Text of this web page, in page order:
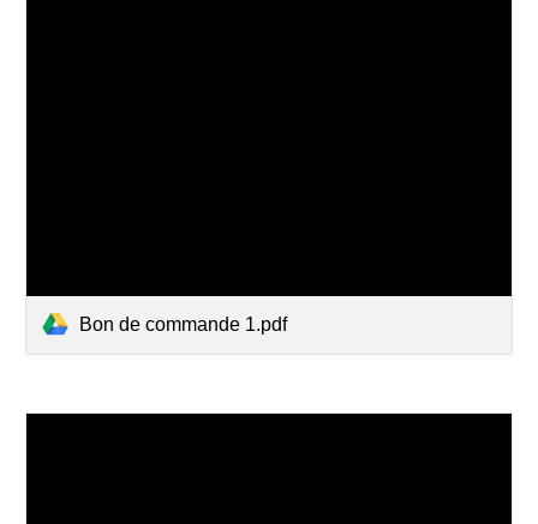
Bon de commande 1.pdf